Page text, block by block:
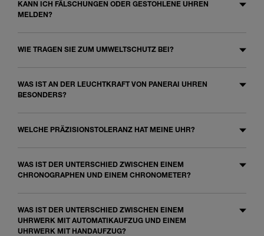
KANN ICH FÄLSCHUNGEN ODER GESTOHLENE UHREN
MELDEN?
WIE TRAGEN SIE ZUM UMWELTSCHUTZ BEI?
WAS IST AN DER LEUCHTKRAFT VON PANERAI UHREN
BESONDERS?
WELCHE PRÄZISIONSTOLERANZ HAT MEINE UHR?
WAS IST DER UNTERSCHIED ZWISCHEN EINEM
CHRONOGRAPHEN UND EINEM CHRONOMETER?
WAS IST DER UNTERSCHIED ZWISCHEN EINEM
UHRWERK MIT AUTOMATIKAUFZUG UND EINEM
UHRWERK MIT HANDAUFZUG?